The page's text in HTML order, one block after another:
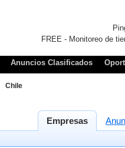
FREE - Monitoreo de
Anuncios Clasificados
Chile
Empresas